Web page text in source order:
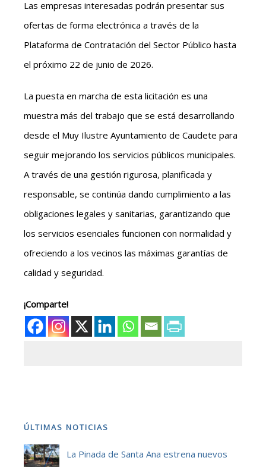
Las empresas interesadas podrán presentar sus
ofertas de forma electrónica a través de la
Plataforma de Contratación del Sector Público hasta
el próximo 22 de junio de 2026.
La puesta en marcha de esta licitación es una
muestra más del trabajo que se está desarrollando
desde el Muy Ilustre Ayuntamiento de Caudete para
seguir mejorando los servicios públicos municipales.
A través de una gestión rigurosa, planificada y
responsable, se continúa dando cumplimiento a las
obligaciones legales y sanitarias, garantizando que
los servicios esenciales funcionen con normalidad y
ofreciendo a los vecinos las máximas garantías de
calidad y seguridad.
¡Comparte!
ÚLTIMAS NOTICIAS
La Pinada de Santa Ana estrena nuevos